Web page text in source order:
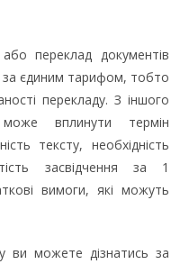
переклад документів
єдиним тарифом, тобто
перекладу. З іншого
вплинути термін
тексту, необхідність
засвідчення за 1
вимоги, які можуть
ви можете дізнатись за